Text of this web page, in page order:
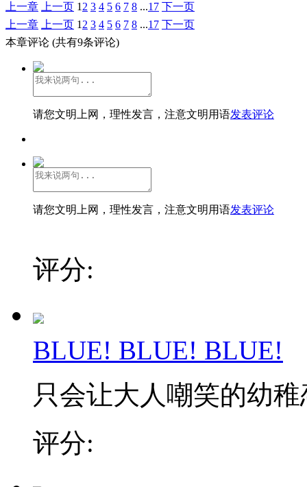
上一章
上一页 1 2 3 4 5 6 7 8 ...17 下一页
上一章
上一页 1 2 3 4 5 6 7 8 ...17 下一页
本章评论 (共有9条评论)
请您文明上网，理性发言，注意文明用语发表评论
请您文明上网，理性发言，注意文明用语发表评论
评分:
BLUE! BLUE! BLUE!
只会让大人嘲笑的幼
评分: